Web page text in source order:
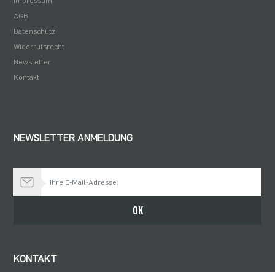
AGB
Datenschutz
Widerrufsrecht
Newsletter
Kontakt
NEWSLETTER ANMELDUNG
OK
KONTAKT